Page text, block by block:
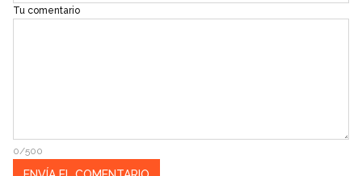
Tu comentario
0/500